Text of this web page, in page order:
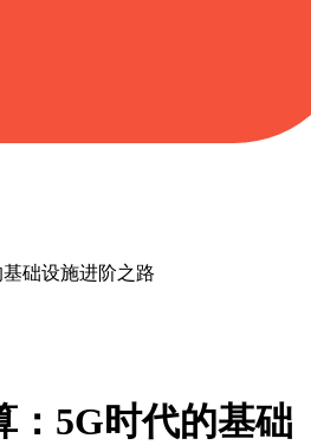
础设施进阶之路
：5G时代的基础